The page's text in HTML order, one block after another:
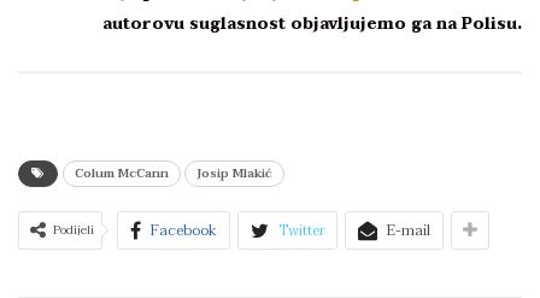
autorovu suglasnost objavljujemo ga na Polisu.
Colum McCann Josip Mlakić
Podijeli Facebook Twitter E-mail